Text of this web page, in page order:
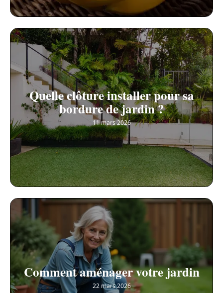
Quelle clôture installer pour sa
bordure de jardin ?
11 mars 2026
Comment aménager votre jardin
22 mars 2026